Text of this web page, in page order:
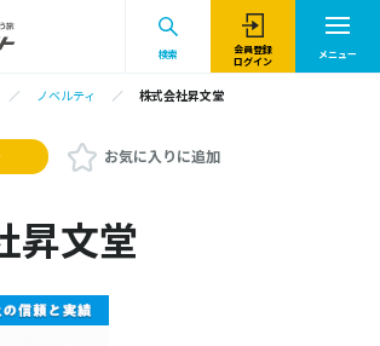
検索
会員登録
ログイン
メニュー
ノベルティ 株式会社昇文堂
お気に入りに追加
昇文堂